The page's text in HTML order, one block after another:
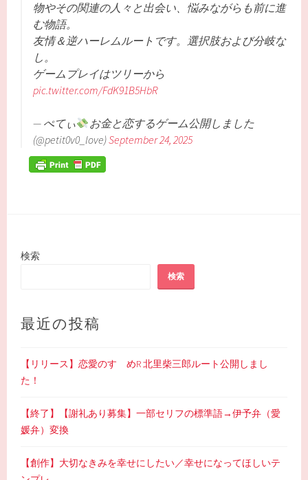
物やその関連の人々と出会い、悩みながらも前に進
む物語。
友情＆逆ハーレムルートです。選択肢および分岐な
し。
ゲームプレイはツリーから
pic.twitter.com/FdK91B5HbR
— ぺてぃ
お金と恋するゲーム公開しました
(@petit0v0_love)September 24, 2025
検索
検索
最近の投稿
【リリース】恋愛のすゝめR 北里柴三郎ルート公開しまし
た！
【終了】【謝礼あり募集】一部セリフの標準語→伊予弁（愛
媛弁）変換
【創作】大切なきみを幸せにしたい／幸せになってほしいテ